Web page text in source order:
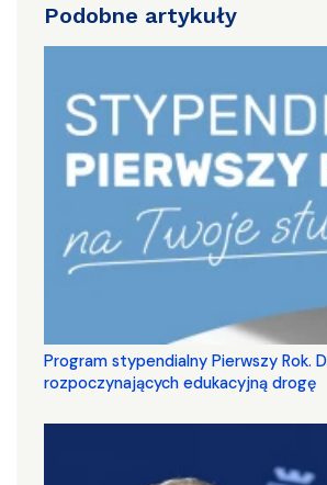
Podobne artykuły
Program stypendialny Pierwszy Rok.
rozpoczynających edukacyjną drogę